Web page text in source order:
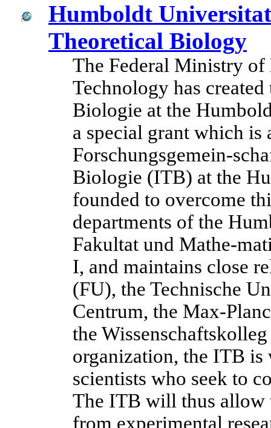
Humboldt
Theoretical Biology
The Federal Ministry of
Technology has
Biologie at the
a special grant which is
Forschungsgemein-
Biologie (ITB) at the
founded to overcome
departments of the
Fakultat und Mathe-
I, and maintains close
(FU), the Technische
Centrum, the Max-
the
organization, the ITB is
scientists who seek to
The ITB will thus allow
from experimental